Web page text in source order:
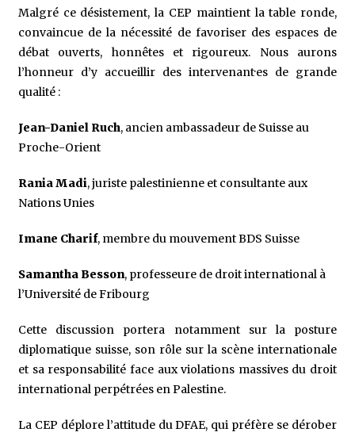
Malgré ce désistement, la CEP maintient la table ronde,
convaincue de la nécessité de favoriser des espaces de
débat ouverts, honnêtes et rigoureux. Nous aurons
l’honneur d’y accueillir des intervenant·es de grande
qualité :
Jean-Daniel Ruch, ancien ambassadeur de Suisse au
Proche-Orient
Rania Madi, juriste palestinienne et consultante aux
Nations Unies
Imane Charif, membre du mouvement BDS Suisse
Samantha Besson, professeure de droit international à
l’Université de Fribourg
Cette discussion portera notamment sur la posture
diplomatique suisse, son rôle sur la scène internationale
et sa responsabilité face aux violations massives du droit
international perpétrées en Palestine.
La CEP déplore l’attitude du DFAE, qui préfère se dérober